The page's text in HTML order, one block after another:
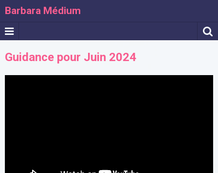
Barbara Médium
Guidance pour Juin 2024